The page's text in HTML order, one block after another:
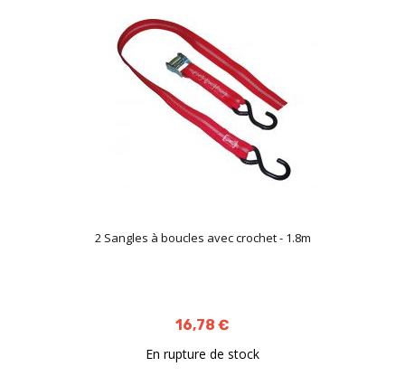
2 Sangles à boucles avec crochet - 1.8m
16,78 €
En rupture de stock